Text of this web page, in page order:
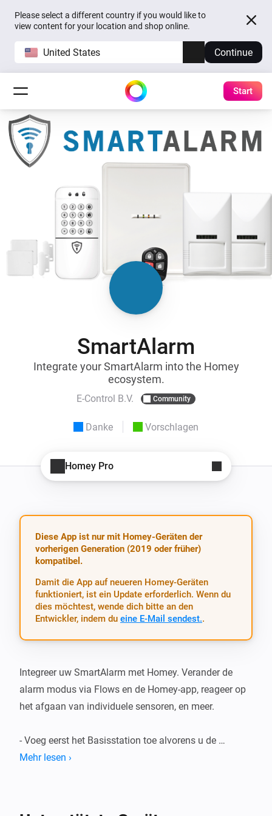
Please select a different country if you would like to
view content for your location and shop online.
United States Continue
Start
SmartAlarm
Integrate your SmartAlarm into the Homey
ecosystem.
E-Control B.V. Community
Danke Vorschlagen
Homey Pro
Diese App ist nur mit Homey-Geräten der
vorherigen Generation (2019 oder früher)
kompatibel.
Damit die App auf neueren Homey-Geräten
funktioniert, ist ein Update erforderlich. Wenn du
dies möchtest, wende dich bitte an den
Entwickler, indem du eine E-Mail sendest..
Integreer uw SmartAlarm met Homey. Verander de
alarm modus via Flows en de Homey-app, reageer op
het afgaan van individuele sensoren, en meer.
- Voeg eerst het Basisstation toe alvorens u de
individuele sensoren toevoegt.
Mehr lesen ›